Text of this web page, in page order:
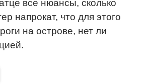
все нюансы, сколько
напрокат, что для этого
на острове, нет ли